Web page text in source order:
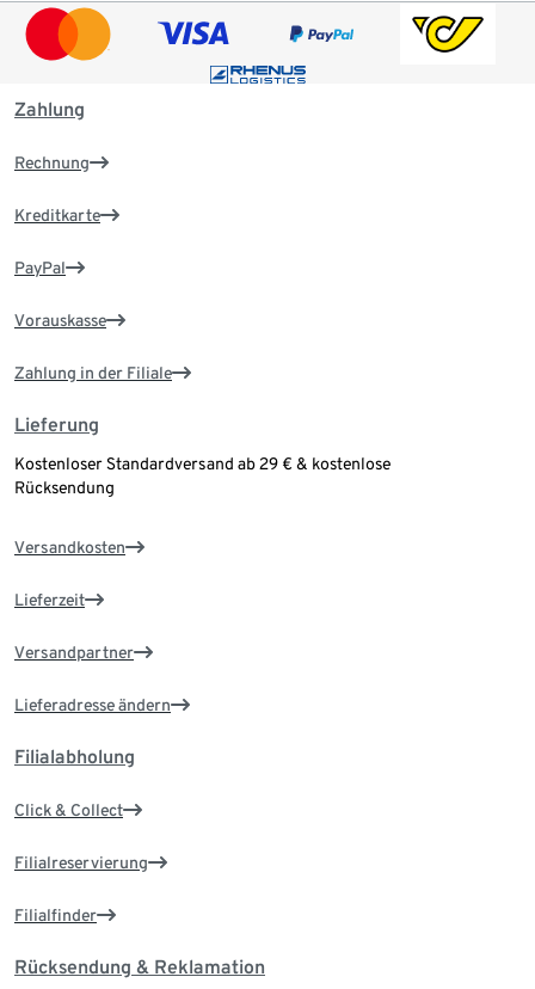
Zahlung
Rechnung
Kreditkarte
PayPal
Vorauskasse
Zahlung in der Filiale
Lieferung
Kostenloser Standardversand ab 29 € & kostenlose
Rücksendung
Versandkosten
Lieferzeit
Versandpartner
Lieferadresse ändern
Filialabholung
Click & Collect
Filialreservierung
Filialfinder
Rücksendung & Reklamation